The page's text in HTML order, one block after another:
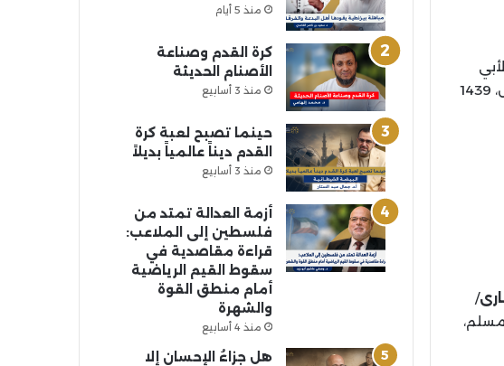
المحاسن يوسف بن عبدالله الريفي الورياغلي؛ تحقيق يونس بقيان.- تطوان: مكتبة ووراقة التواصل، 1439
/
مسلم،
منذ 5 أيام
كرة القدم وصناعة
الأصنام الحديثة
منذ 3 أسابيع
حينما تصبح لعبة كرة
القدم ديناً عالمياً بديلاً
منذ 3 أسابيع
أزمة العدالة تمتد من
فلسطين إلى الملاعب:
قراءة مقاصدية في
سقوط القيم الرياضية
أمام منطق القوة
والشهرة
منذ 4 أسابيع
هل جزاءُ الإحسانِ إلا